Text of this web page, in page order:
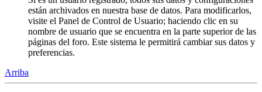
están archivados en nuestra base de datos. Para modificarlos,
visite el Panel de Control de Usuario; haciendo clic en su
nombre de usuario que se encuentra en la parte superior de las
páginas del foro. Este sistema le permitirá cambiar sus datos y
preferencias.
Arriba